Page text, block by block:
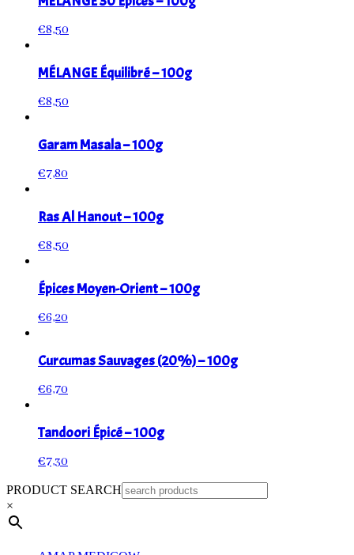
€8,50
MÉLANGE Équilibré – 100g
€8,50
Garam Masala – 100g
€7,80
Ras Al Hanout – 100g
€8,50
Épices Moyen-Orient – 100g
€6,20
Curcumas Sauvages (20%) – 100g
€6,70
Tandoori Épicé – 100g
€7,30
PRODUCT SEARCH
×